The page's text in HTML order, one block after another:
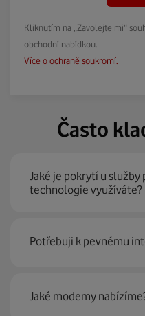
Kliknutím na „Zavolejte mi“
obchodní nabídkou.
Více o ochraně soukromí.
Často
Jaké je pokrytí u služby
technologie využíváte?
Pevný internet můžeme
domácností
Potřebuji k pevnému
Ano, potřebujete. Rádi
modemu od Vodafonu
Jaké modemy